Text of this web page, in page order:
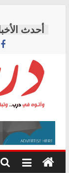
content
درب
وأتوه
درب..
وتبقى
هي